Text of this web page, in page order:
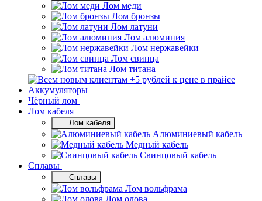
Лом меди
Лом бронзы
Лом латуни
Лом алюминия
Лом нержавейки
Лом свинца
Лом титана
Аккумуляторы
Чёрный лом
Лом кабеля
Лом кабеля
Алюминиевый кабель
Медный кабель
Свинцовый кабель
Сплавы
Сплавы
Лом вольфрама
Лом олова